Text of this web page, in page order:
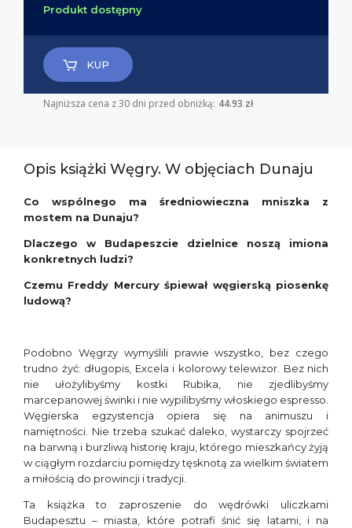
Produkt dostępny
KUP
Najniższa cena z 30 dni przed obniżką: 44.93 zł
Opis książki Węgry. W objęciach Dunaju
Co wspólnego ma średniowieczna mniszka z
mostem na Dunaju?
Dlaczego w Budapeszcie dzielnice noszą imiona
konkretnych ludzi?
Czemu Freddy Mercury śpiewał węgierską piosenkę
ludową?
Podobno Węgrzy wymyślili prawie wszystko, bez czego
trudno żyć: długopis, Excela i kolorowy telewizor. Bez nich
nie ułożylibyśmy kostki Rubika, nie zjedlibyśmy
marcepanowej świnki i nie wypilibyśmy włoskiego espresso.
Węgierska egzystencja opiera się na animuszu i
namiętności. Nie trzeba szukać daleko, wystarczy spojrzeć
na barwną i burzliwą historię kraju, którego mieszkańcy żyją
w ciągłym rozdarciu pomiędzy tęsknotą za wielkim światem
a miłością do prowincji i tradycji.
Ta książka to zaproszenie do wędrówki uliczkami
Budapesztu – miasta, które potrafi śnić się latami, i na